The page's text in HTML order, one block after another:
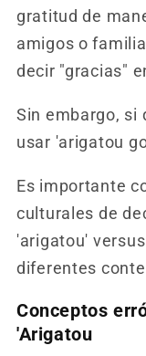
gratitud de
amigos o
decir "gracias"
Sin embargo, si
usar 'arigatou
Es importante
culturales de
'arigatou'
diferentes
Conceptos
'Arigatou